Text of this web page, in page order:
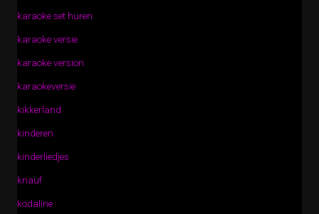
karaoke set huren
karaoke versie
karaoke version
karaokeversie
kikkerland
kinderen
kinderliedjes
knauf
kodaline